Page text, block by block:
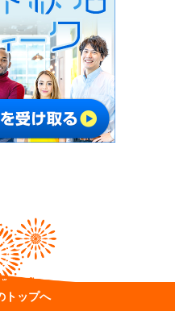
トップへ